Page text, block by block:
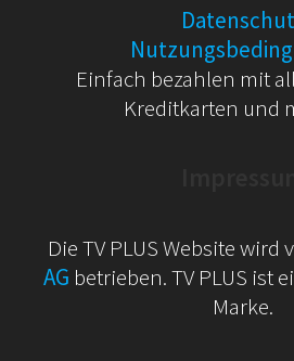
Einfach bezahlen mit
Kreditkarten und
Die TV PLUS Website wird
AG betrieben. TV PLUS ist
Marke.